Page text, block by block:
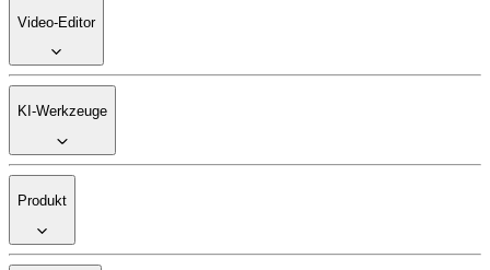
Video-Editor
KI-Werkzeuge
Produkt